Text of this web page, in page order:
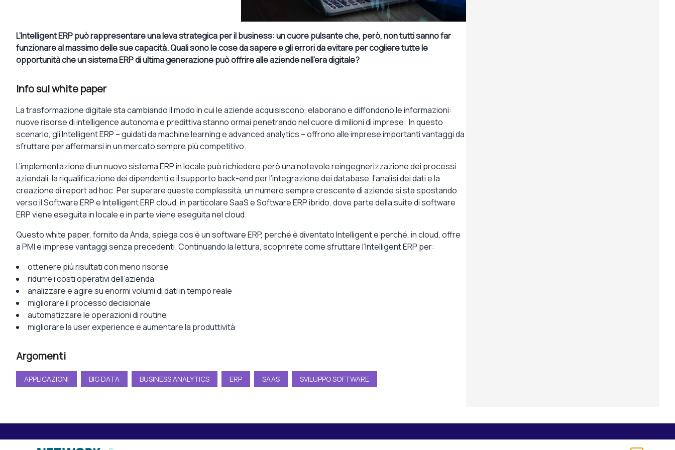
L’Intelligent ERP può rappresentare una leva strategica per il business: un cuore pulsante che, però, non tutti sanno far
funzionare al massimo delle sue capacità. Quali sono le cose da sapere e gli errori da evitare per cogliere tutte le
opportunità che un sistema ERP di ultima generazione può offrire alle aziende nell’era digitale?
Info sul white paper
La trasformazione digitale sta cambiando il modo in cui le aziende acquisiscono, elaborano e diffondono le informazioni:
nuove risorse di intelligence autonoma e predittiva stanno ormai penetrando nel cuore di milioni di imprese. In questo
scenario, gli Intelligent ERP – guidati da machine learning e advanced analytics – offrono alle imprese importanti vantaggi da
sfruttare per affermarsi in un mercato sempre più competitivo.
L’implementazione di un nuovo sistema ERP in locale può richiedere però una notevole reingegnerizzazione dei processi
aziendali, la riqualificazione dei dipendenti e il supporto back-end per l’integrazione dei database, l’analisi dei dati e la
creazione di report ad hoc. Per superare queste complessità, un numero sempre crescente di aziende si sta spostando
verso il Software ERP e Intelligent ERP cloud, in particolare SaaS e Software ERP ibrido, dove parte della suite di software
ERP viene eseguita in locale e in parte viene eseguita nel cloud.
Questo white paper, fornito da Anda, spiega cos’è un software ERP, perché è diventato Intelligent e perché, in cloud, offre
a PMI e imprese vantaggi senza precedenti. Continuando la lettura, scoprirete come sfruttare l’Intelligent ERP per:
ottenere più risultati con meno risorse
ridurre i costi operativi dell’azienda
analizzare e agire su enormi volumi di dati in tempo reale
migliorare il processo decisionale
automatizzare le operazioni di routine
migliorare la user experience e aumentare la produttività
Argomenti
APPLICAZIONI BIG DATA BUSINESS ANALYTICS ERP SAAS SVILUPPO SOFTWARE